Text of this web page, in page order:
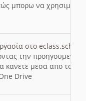
μπορω να
στο eclass.sch.gr
την
κανετε μεσα απο το
Drive